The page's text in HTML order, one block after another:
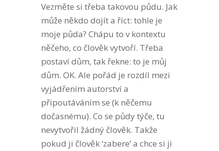
Vezměte si třeba takovou půdu. Jak
může někdo dojít a říct: tohle je
moje půda? Chápu to v kontextu
něčeho, co člověk vytvoří. Třeba
postaví dům, tak řekne: to je můj
dům. OK. Ale pořád je rozdíl mezi
vyjádřením autorství a
připoutáváním se (k něčemu
dočasnému). Co se půdy týče, tu
nevytvořil žádný člověk. Takže
pokud ji člověk ‘zabere’ a chce si ji